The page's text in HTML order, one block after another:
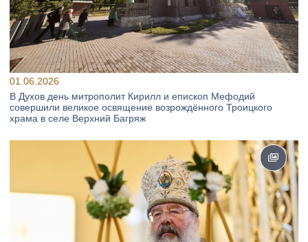
01.06.2026
В Духов день митрополит Кирилл и епископ Мефодий
совершили великое освящение возрождённого Троицкого
храма в селе Верхний Багряж